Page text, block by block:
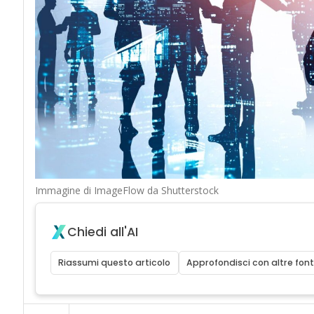
Immagine di ImageFlow da Shutterstock
Chiedi all'AI
Riassumi questo articolo Approfondisci con altre